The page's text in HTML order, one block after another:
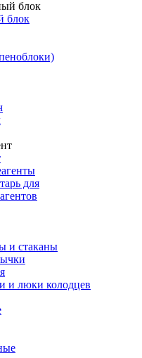
блок
для
и стаканы
и люки колодцев